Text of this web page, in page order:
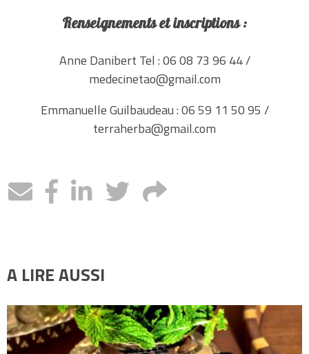
Renseignements et inscriptions :
Anne Danibert Tel : 06 08 73 96 44 /
medecinetao@gmail.com
Emmanuelle Guilbaudeau : 06 59 11 50 95 /
terraherba@gmail.com
A LIRE AUSSI